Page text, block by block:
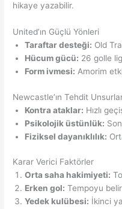
hikaye yazabilir.
United’ın Güçlü Yönleri
Taraftar desteği: Old
Hücum gücü: 26 golle
Form ivmesi: Amorim
Newcastle’ın Tehdit
Kontra ataklar: Hızlı
Psikolojik üstünlük:
Fiziksel dayanıklılık:
Karar Verici Faktörler
Orta saha hakimiyeti:
Erken gol: Tempoyu
Yedek kulübesi: İkinci